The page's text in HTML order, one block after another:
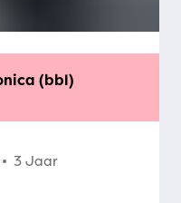
(bbl)
3 Jaar